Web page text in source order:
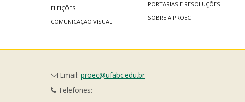
ELEIÇÕES
COMUNICAÇÃO VISUAL
PORTARIAS E RESOLUÇÕES
SOBRE A PROEC
Email: proec@ufabc.edu.br
Telefones: